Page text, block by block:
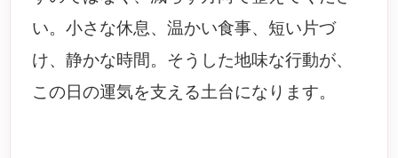
い。小さな休息、温かい食事、短い片づ
け、静かな時間。そうした地味な行動が、
この日の運気を支える土台になります。